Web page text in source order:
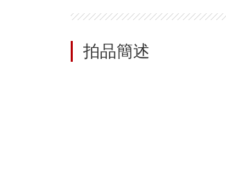
拍品簡述